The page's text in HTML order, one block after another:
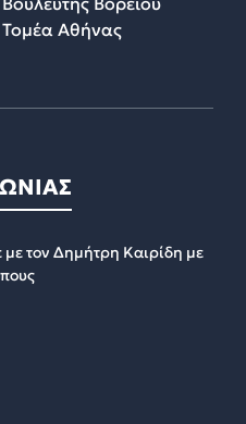
Τομέα Αθήνας
με τον Δημήτρη Καιρίδη με